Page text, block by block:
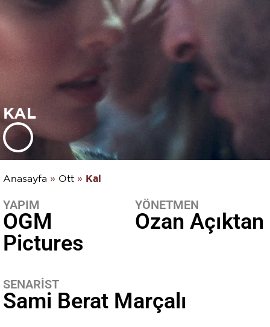
KAL
Anasayfa » Ott » Kal
YAPIM
OGM
Pictures
YÖNETMEN
Ozan Açıktan
SENARİST
Sami Berat Marçalı